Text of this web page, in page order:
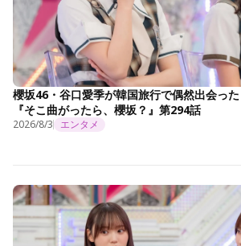
櫻坂46・谷口愛季が韓国旅行で偶然出会っ
『そこ曲がったら、櫻坂？』第294話
2026/8/3 エンタメ